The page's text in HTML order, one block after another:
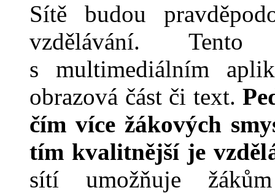
Sítě budou
vzdělávání.
s multimediálním
obrazová část či text.
čím více žákových
tím kvalitnější je vzděl
sítí umožňuje